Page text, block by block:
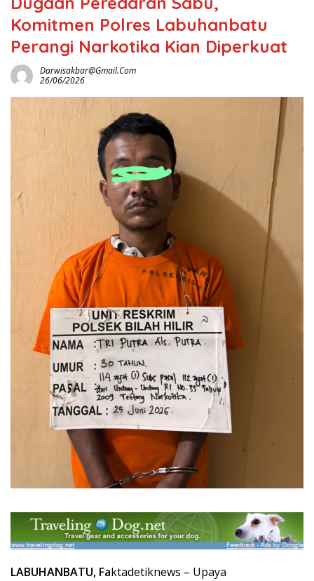
Komitmen Polres Labuhanbatu
Perangi Narkotika Kian Diperkuat
Darwisakbar@gmail.com
26/06/2026
LABUHANBATU, Faktadetiknews – Upaya